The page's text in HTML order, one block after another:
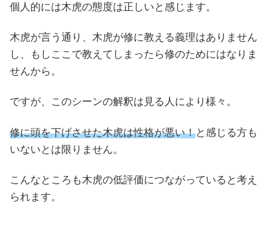
個人的には木虎の態度は正しいと感じます。
木虎が言う通り、木虎が修に教える義理はありません
し、もしここで教えてしまったら修のためにはなりま
せんから。
ですが、このシーンの解釈は見る人により様々。
修に頭を下げさせた木虎は性格が悪い！と感じる方も
いないとは限りません。
こんなところも木虎の低評価につながっていると考え
られます。